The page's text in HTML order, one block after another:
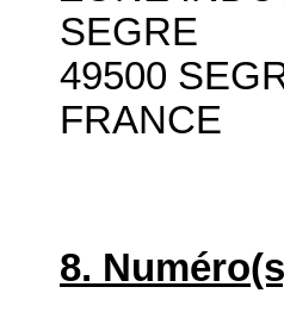
SEGRE
49500
FRANCE
8.